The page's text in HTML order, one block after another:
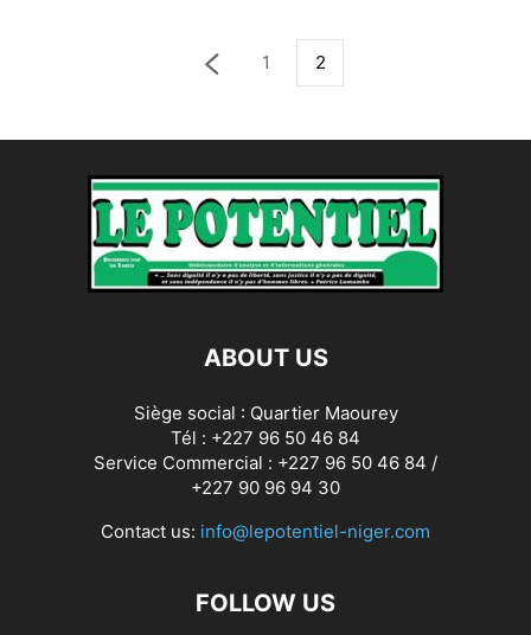
1 2
ABOUT US
Siège social : Quartier Maourey
Tél : +227 96 50 46 84
Service Commercial : +227 96 50 46 84 /
+227 90 96 94 30
Contact us: info@lepotentiel-niger.com
FOLLOW US